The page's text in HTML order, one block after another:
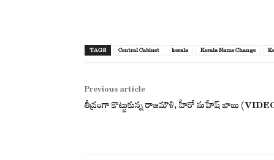
TAGS Central Cabinet kerala Kerala Name Change
Previous article
తీవ్రంగా కొట్టుకున్న రాజమౌళి, హీరో మహేష్ బాబు